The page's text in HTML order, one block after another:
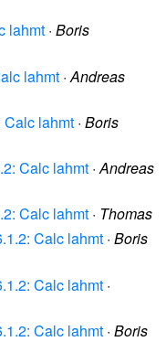
lahmt · Boris
lahmt · Andreas
Calc lahmt · Boris
Calc lahmt ·Andreas
Calc lahmt · Thomas
Calc lahmt · Boris
Calc lahmt ·
Calc lahmt · Boris